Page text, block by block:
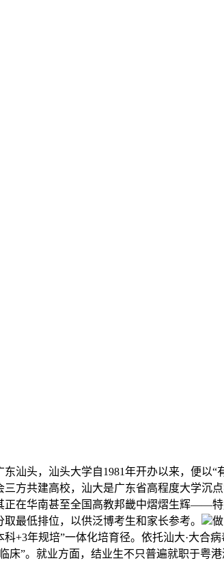
头，汕头大学自1981年开办以来，便以“
方共建高校，汕大是广东省高程度大学
在华南甚至全国高教邦畿中熠熠生辉——
最低排位，以供泛博考生和家长参考。
+3年规培”一体化培育径。依托汕大·大
床”。就业方面，结业生不只普遍就职于